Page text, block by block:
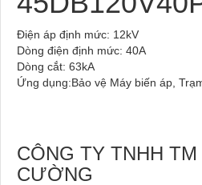
Điện áp định mức: 12kV
Dòng điện định mức: 40A
Dòng cắt: 63kA
Ứng dụng:Bảo vệ Máy biến áp,
CÔNG TY TNHH
CƯỜNG